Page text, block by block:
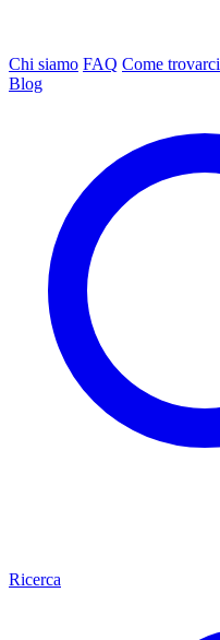
Chi siamo FAQ Come trovarci
Blog
Ricerca